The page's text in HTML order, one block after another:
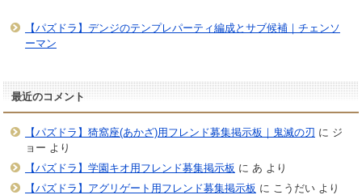
【パズドラ】デンジのテンプレパーティ編成とサブ候補｜チェンソ
ーマン
最近のコメント
【パズドラ】猗窩座(あかざ)用フレンド募集掲示板｜鬼滅の刃 に ジ
ョー より
【パズドラ】学園キオ用フレンド募集掲示板 に あ より
【パズドラ】アグリゲート用フレンド募集掲示板 に こうだいより